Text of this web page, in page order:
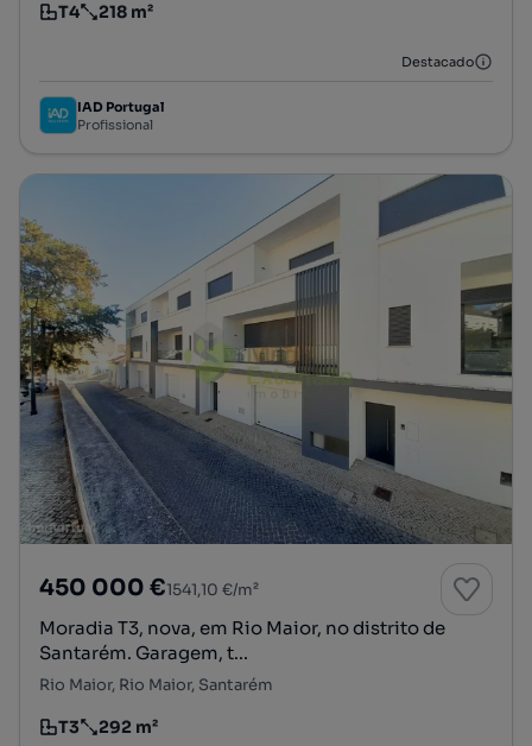
Tipologia
T4
Preço por metro quadrado
218 m²
Destacado
IAD Portugal
Profissional
450 000 €1541,10 €/m²
Moradia T3, nova, em Rio Maior, no distrito de
Santarém. Garagem, t...
Rio Maior, Rio Maior, Santarém
Tipologia
T3
Preço por metro quadrado
292 m²